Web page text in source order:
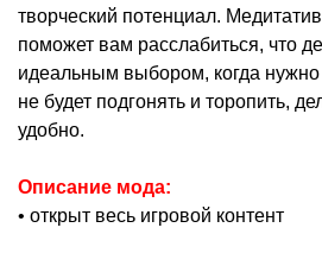
творческий потенциал.
поможет вам расслабиться, что
идеальным выбором, когда нужно
не будет подгонять и торопить,
удобно.
Описание мода:
• открыт весь игровой контент